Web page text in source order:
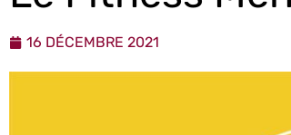
16 DÉCEMBRE 2021